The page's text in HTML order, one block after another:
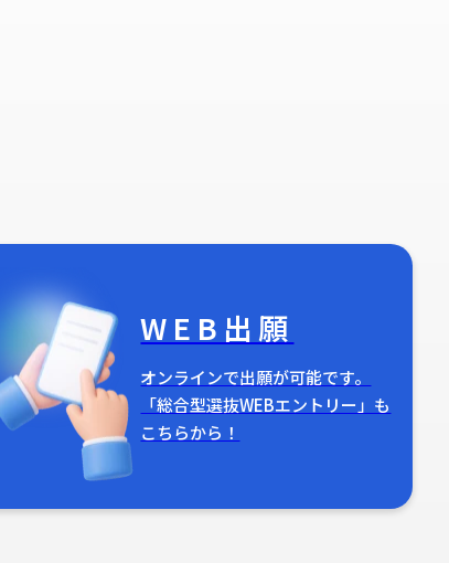
WEB出願
オンラインで出願が可能です。
「総合型選抜WEBエントリー」も
こちらから！